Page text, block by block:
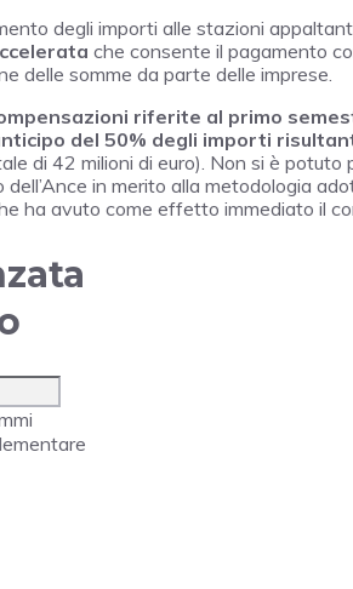
degli importi alle stazioni
che consente il pagamento
delle somme da parte delle imprese.
riferite al primo
del 50% degli importi
di 42 milioni di euro). Non si è
dell’Ance in merito alla metodologia
ha avuto come effetto immediato il